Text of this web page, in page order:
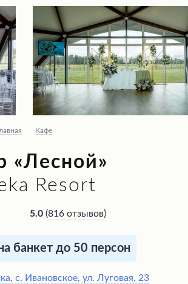
Кафе
«Лесной»
Resort
5.0 (816 отзывов)
банкет до 50 персон
с. Ивановское, ул. Луговая, 23